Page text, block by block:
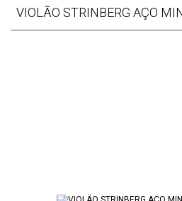
VIOLÃO STRINBERG AÇO